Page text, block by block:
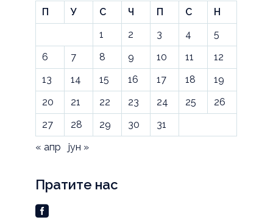
П
У С Ч П С
Н
1
2 3 4
5
6
7 8 9 10 11
12
13
14 15 16 17 18
19
20
21 22 23 24 25
26
27
28 29 30
31
« апр
јун »
Пратите нас